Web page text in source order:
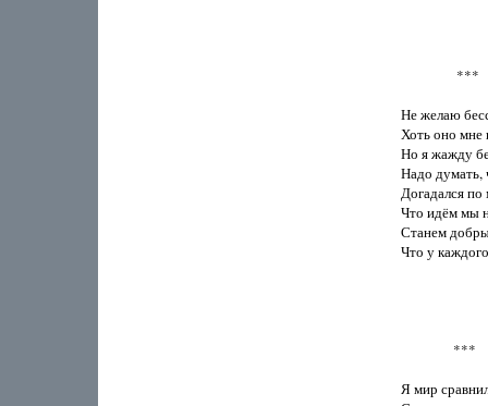
                 ***
Не желаю
Хоть оно мне
Но я жажду
Надо думать,
Догадался
Что идём мы
Станем
Что у
                ***
Я мир